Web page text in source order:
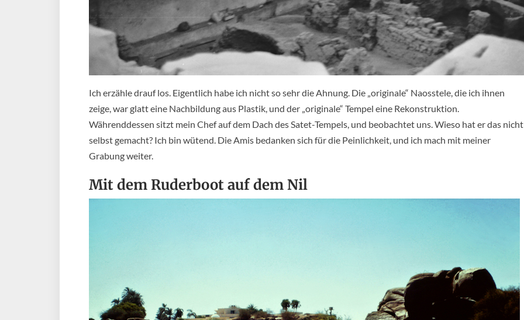
Ich erzähle drauf los. Eigentlich habe ich nicht so sehr die Ahnung. Die „originale“ Naosstele, die ich ihnen
zeige, war glatt eine Nachbildung aus Plastik, und der „originale“ Tempel eine Rekonstruktion.
Währenddessen sitzt mein Chef auf dem Dach des Satet-Tempels, und beobachtet uns. Wieso hat er das nicht
selbst gemacht? Ich bin wütend. Die Amis bedanken sich für die Peinlichkeit, und ich mach mit meiner
Grabung weiter.
Mit dem Ruderboot auf dem Nil